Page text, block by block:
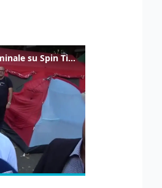
Gualtieri: "Responsabilità del Viminale su Spin Time? La posizione dei partiti è nota"